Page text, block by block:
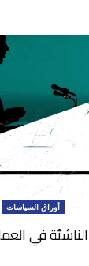
أوراق السياسات
في